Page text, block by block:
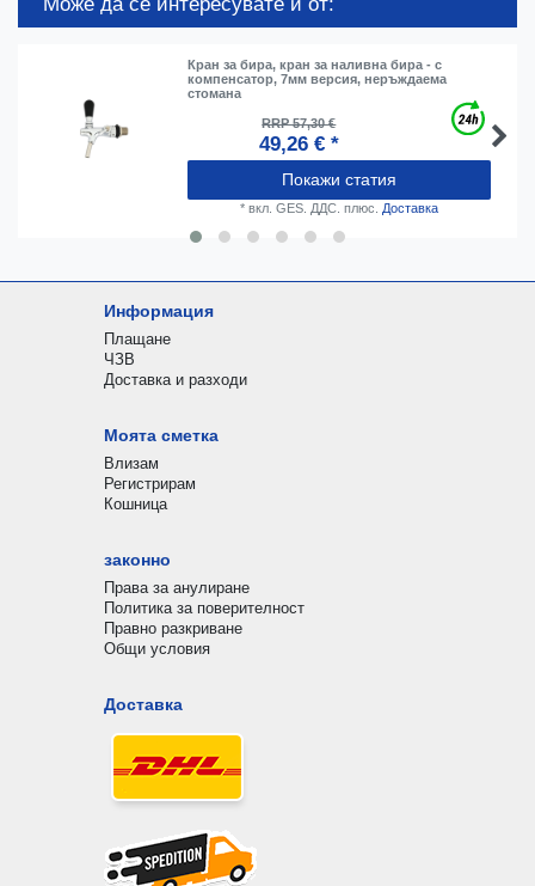
Може да се интересувате и от:
Кран за бира, кран за наливна бира - с
компенсатор, 7мм версия, неръждаема
стомана
RRP 57,30 €
49,26 € *
Покажи статия
* вкл. GES. ДДС. плюс. Доставка
Информация
Плащане
ЧЗВ
Доставка и разходи
Моята сметка
Влизам
Регистрирам
Кошница
законно
Права за анулиране
Политика за поверителност
Правно разкриване
Общи условия
Доставка